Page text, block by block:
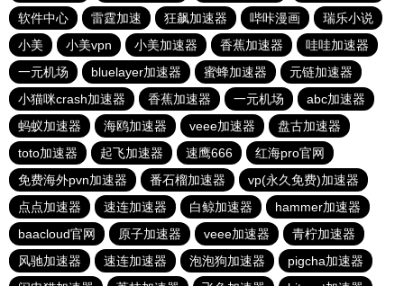
软件中心
雷霆加速 狂飙加速器 哔咔漫画
瑞乐小说
小美
小美vpn 小美加速器 香蕉加速器
哇哇加速器
一元机场
bluelayer加速器 蜜蜂加速器
元链加速器
小猫咪crash加速器
香蕉加速器 一元机场
abc加速器
蚂蚁加速器
海鸥加速器 veee加速器
盘古加速器
toto加速器
起飞加速器 速鹰666
红海pro官网
免费海外pvn加速器
番石榴加速器
vp(永久免费)加速器
点点加速器
速连加速器 白鲸加速器
hammer加速器
baacloud官网
原子加速器 veee加速器
青柠加速器
风驰加速器
速连加速器 泡泡狗加速器
pigcha加速器